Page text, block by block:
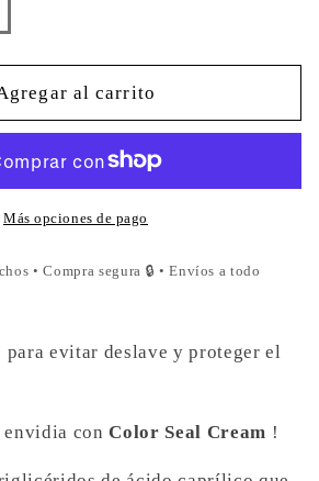
al carrito
Más opciones de pago
• Compra segura 🔒 • Envíos a todo
para evitar deslave y proteger el
envidia conColor Seal Cream !